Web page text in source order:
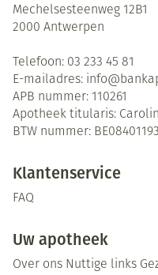
Mechelsesteenweg 12B1
2000 Antwerpen
Telefoon: 03 233 45 81
E-mailadres: info@
APB nummer: 110261
Apotheek titularis:
BTW nummer:
Klantenservice
FAQ
Uw apotheek
Over ons Nuttige links